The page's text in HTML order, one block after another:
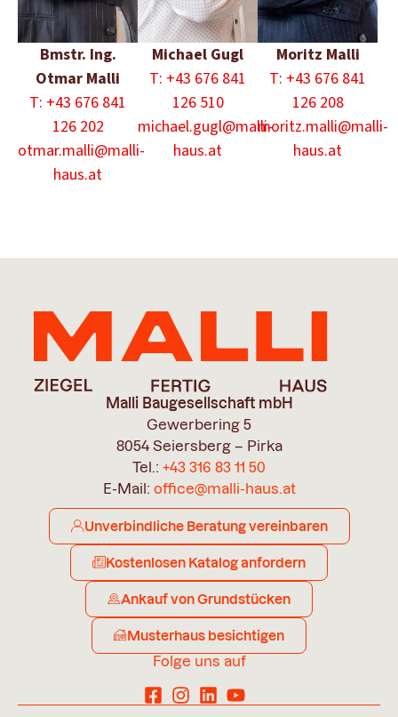
Bmstr. Ing.
Otmar Malli
T: +43 676 841
126 202
otmar.malli@malli-
haus.at
Michael Gugl
T: +43 676 841
126 510
michael.gugl@malli-
haus.at
Moritz Malli
T: +43 676 841
126 208
moritz.malli@malli-
haus.at
Malli Baugesellschaft mbH
Gewerbering 5
8054 Seiersberg – Pirka
Tel.: +43 316 83 11 50
E-Mail: office@malli-haus.at
Unverbindliche Beratung vereinbaren
Kostenlosen Katalog anfordern
Ankauf von Grundstücken
Musterhaus besichtigen
Folge uns auf